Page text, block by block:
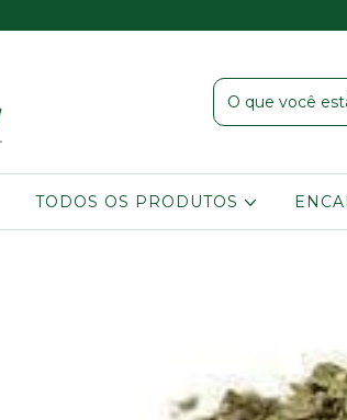
TODOS OS PRODUTOS